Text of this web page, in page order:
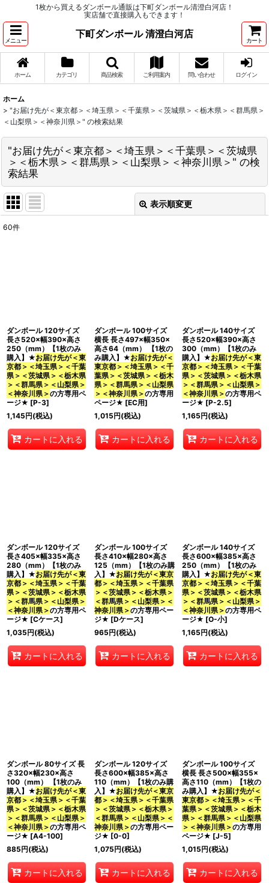
1枚から買えるダンボール通販は下町ダンボール清澄白河店！
実店舗で直接購入もできます！
メニュー
下町ダンボール 清澄白河店
カート
ホーム カテゴリ 商品検索 ご利用案内 問い合わせ ログイン
ホーム
> "お届け先が＜東京都＞＜埼玉県＞＜千葉県＞＜茨城県＞＜栃木県＞＜群馬県＞
＜山梨県＞＜神奈川県＞" の検索結果
"お届け先が＜東京都＞＜埼玉県＞＜千葉県＞＜茨城県
＞＜栃木県＞＜群馬県＞＜山梨県＞＜神奈川県＞" の検
索結果
表示順変更
カテゴリ:
特集:
絞り込む
60件
ダンボール 120サイズ
長さ520×幅390×高さ
250（mm）【1枚のみ
購入】★お届け先が＜東
京都＞＜埼玉県＞＜千葉
県＞＜茨城県＞＜栃木県
＞＜群馬県＞＜山梨県＞
＜神奈川県＞の方専用ペ
ージ★ [P-3]
1,145円(税込)
カートに入れる
ダンボール 100サイズ
横長 長さ497×幅350×
高さ64（mm） 【1枚の
み購入】★お届け先が＜
東京都＞＜埼玉県＞＜千
葉県＞＜茨城県＞＜栃木
県＞＜群馬県＞＜山梨県
＞＜神奈川県＞の方専用
ページ★ [EC用]
1,015円(税込)
カートに入れる
ダンボール 140サイズ
長さ520×幅390×高さ
300（mm）【1枚のみ
購入】★お届け先が＜東
京都＞＜埼玉県＞＜千葉
県＞＜茨城県＞＜栃木県
＞＜群馬県＞＜山梨県＞
＜神奈川県＞の方専用ペ
ージ★ [P-2.5]
1,165円(税込)
カートに入れる
ダンボール 120サイズ
長さ405×幅335×高さ
280（mm）【1枚のみ
購入】★お届け先が＜東
京都＞＜埼玉県＞＜千葉
県＞＜茨城県＞＜栃木県
＞＜群馬県＞＜山梨県＞
＜神奈川県＞の方専用ペ
ージ★ [Cケース]
1,035円(税込)
カートに入れる
ダンボール 100サイズ
長さ410×幅280×高さ
125（mm）【1枚のみ購
入】★お届け先が＜東京
都＞＜埼玉県＞＜千葉県
＞＜茨城県＞＜栃木県＞
＜群馬県＞＜山梨県＞＜
神奈川県＞の方専用ペー
ジ★ [Dケース]
965円(税込)
カートに入れる
ダンボール 140サイズ
長さ600×幅385×高さ
250（mm）【1枚のみ
購入】★お届け先が＜東
京都＞＜埼玉県＞＜千葉
県＞＜茨城県＞＜栃木県
＞＜群馬県＞＜山梨県＞
＜神奈川県＞の方専用ペ
ージ★ [O-小]
1,165円(税込)
カートに入れる
ダンボール 80サイズ 長
さ320×幅230×高さ
100（mm） 【1枚のみ
購入】★お届け先が＜東
京都＞＜埼玉県＞＜千葉
県＞＜茨城県＞＜栃木県
＞＜群馬県＞＜山梨県＞
＜神奈川県＞の方専用ペ
ージ★ [A4-100]
885円(税込)
カートに入れる
ダンボール 120サイズ
長さ600×幅385×高さ
110（mm）【1枚のみ購
入】★お届け先が＜東京
都＞＜埼玉県＞＜千葉県
＞＜茨城県＞＜栃木県＞
＜群馬県＞＜山梨県＞＜
神奈川県＞の方専用ペー
ジ★ [0-0]
1,075円(税込)
カートに入れる
ダンボール 100サイズ
横長 長さ500×幅355×
高さ110（mm）【1枚の
み購入】★お届け先が＜
東京都＞＜埼玉県＞＜千
葉県＞＜茨城県＞＜栃木
県＞＜群馬県＞＜山梨県
＞＜神奈川県＞の方専用
ページ★ [J-5]
1,015円(税込)
カートに入れる